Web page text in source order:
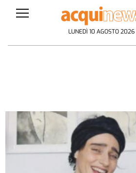
LUNEDÌ 10 AGOSTO 2026